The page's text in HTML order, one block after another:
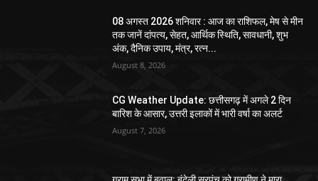
08 अगस्त 2026 शनिवार : आज का राशिफल, मेष से मीन
तक जानें दांपत्य, सेहत, आर्थिक स्थिति, सावधानी, शुभ
अंक, दैनिक उपाय, मंत्र, रत्न...
August 8, 2026
CG Weather Update: छत्तीसगढ़ में अगले 2 दिन
बारिश के आसार, उत्तरी इलाकों में भारी वर्षा का अलर्ट
August 7, 2026